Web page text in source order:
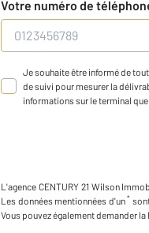
Votre numéro de
Je souhaite être informé de
de suivi pour mesurer la
informations sur le terminal
L'agence CENTURY 21 Wilson
Les données mentionnées d'un *
Vous pouvez également demander